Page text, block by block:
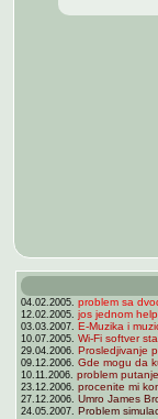
04.02.2005. problem sa
12.02.2005. jos jednom
03.03.2007. E-Muzika i
10.07.2005. Wi-Fi softver
29.04.2006. Prosledjivanje
09.12.2006. Gde mogu da
10.11.2006. problem
23.12.2006. procenite mi
27.12.2006. Umro James
24.05.2007. Problem